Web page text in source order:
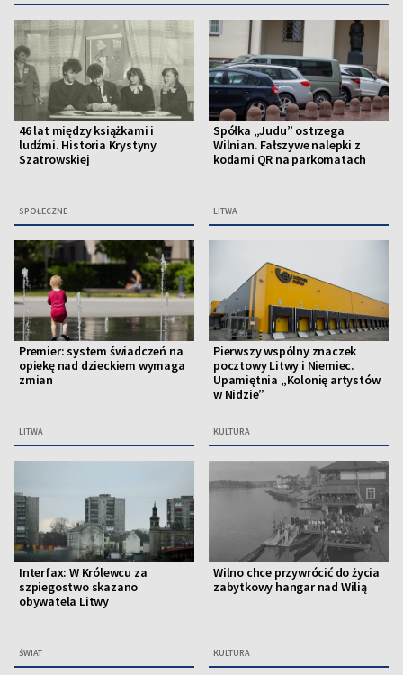
46 lat między książkami i
ludźmi. Historia Krystyny
Szatrowskiej
SPOŁECZNE
Spółka „Judu” ostrzega
Wilnian. Fałszywe nalepki z
kodami QR na parkomatach
LITWA
Premier: system świadczeń na
opiekę nad dzieckiem wymaga
zmian
LITWA
Pierwszy wspólny znaczek
pocztowy Litwy i Niemiec.
Upamiętnia „Kolonię artystów
w Nidzie”
KULTURA
Interfax: W Królewcu za
szpiegostwo skazano
obywatela Litwy
ŚWIAT
Wilno chce przywrócić do życia
zabytkowy hangar nad Wilią
KULTURA